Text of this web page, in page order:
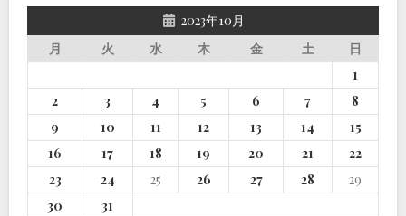
2023年10月
月
火 水 木 金 土
日
1
2
3 4 5 6 7
8
9
10 11 12 13 14
15
16
17 18 19 20 21
22
23
24 25 26 27 28
29
30
31